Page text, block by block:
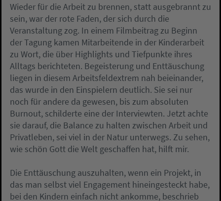
Wieder für die Arbeit zu brennen, statt ausgebrannt zu
sein, war der rote Faden, der sich durch die
Veranstaltung zog. In einem Filmbeitrag zu Beginn
der Tagung kamen Mitarbeitende in der Kinderarbeit
zu Wort, die über Highlights und Tiefpunkte ihres
Alltags berichteten. Begeisterung und Enttäuschung
liegen in diesem Arbeitsfeldextrem nah beieinander,
das wurde in den Einspielern deutlich. Sie sei nur
noch für andere da gewesen, bis zum absoluten
Burnout, schilderte eine der Interviewten. Jetzt achte
sie darauf, die Balance zu halten zwischen Arbeit und
Privatleben, sei viel in der Natur unterwegs. Zu sehen,
wie schön Gott die Welt geschaffen hat, hilft mir.
Die Enttäuschung auszuhalten, wenn ein Projekt, in
das man selbst viel Engagement hineingesteckt habe,
bei den Kindern einfach nicht ankomme, beschrieb